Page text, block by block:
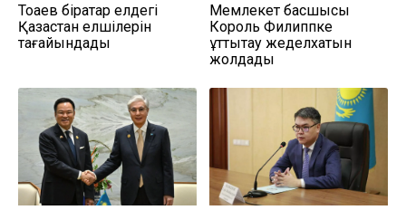
Тоқаев бірқатар елдегі
Қазақстан елшілерін
тағайындады
Мемлекет басшысы
Король Филиппке
құттықтау жеделхатын
жолдады